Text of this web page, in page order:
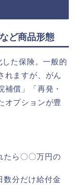
ど商品形態
した保険。一般的
れますが、がん
補償」「再発・
オプションが豊
たら〇〇万円の
数分だけ給付金